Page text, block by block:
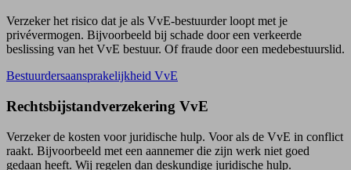
Verzeker het risico dat je als VvE-bestuurder loopt met je
privévermogen. Bijvoorbeeld bij schade door een verkeerde
beslissing van het VvE bestuur. Of fraude door een medebestuurslid.
Bestuurdersaansprakelijkheid VvE
Rechtsbijstand­verzekering VvE
Verzeker de kosten voor juridische hulp. Voor als de VvE in conflict
raakt. Bijvoor­beeld met een aannemer die zijn werk niet goed
gedaan heeft. Wij regelen dan deskundige juridische hulp.